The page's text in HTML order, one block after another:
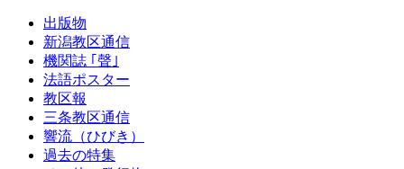
出版物
新潟教区通信
機関誌 ｢聲｣
法語ポスター
教区報
三条教区通信
響流（ひびき）
過去の特集